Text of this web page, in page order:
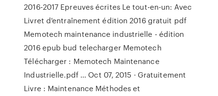
2016-2017 Epreuves écrites Le tout-en-un: Avec
Livret d'entraînement édition 2016 gratuit pdf
Memotech maintenance industrielle - édition
2016 epub bud telecharger Memotech
Télécharger : Memotech Maintenance
Industrielle.pdf ... Oct 07, 2015 · Gratuitement
Livre : Maintenance Méthodes et